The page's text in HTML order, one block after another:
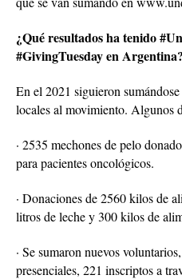
¿Qué resultados ha tenido
#GivingTuesday en Argentina?
En el 2021 siguieron
locales al movimiento. Algunos
· 2535 mechones de pelo
para pacientes oncológicos.
· Donaciones de 2560 kilos de
litros de leche y 300 kilos de
· Se sumaron nuevos
presenciales, 221 inscriptos a